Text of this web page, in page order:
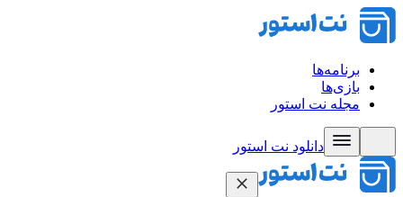
برنامه‌ها
بازی‌ها
مجله نت استور
دانلود نت‌ استور